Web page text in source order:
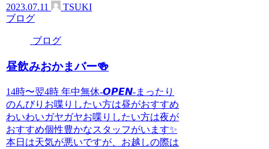
2023.07.11
TSUKI
ブログ
ブログ
昼飲みおかまバー🍻
14時〜翌4時 年中無休-𝙊𝙋𝙀𝙉-まったり
のんびりお喋りしたい方は昼がおすすめ
わいわいガヤガヤお喋りしたい方は夜が
おすすめ個性豊かなスタッフがいます✨
本日は天気が悪いですが、お越しの際は